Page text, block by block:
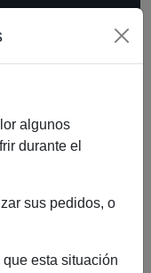
hierro (30
algunos
durante el
sus pedidos, o
esta situación